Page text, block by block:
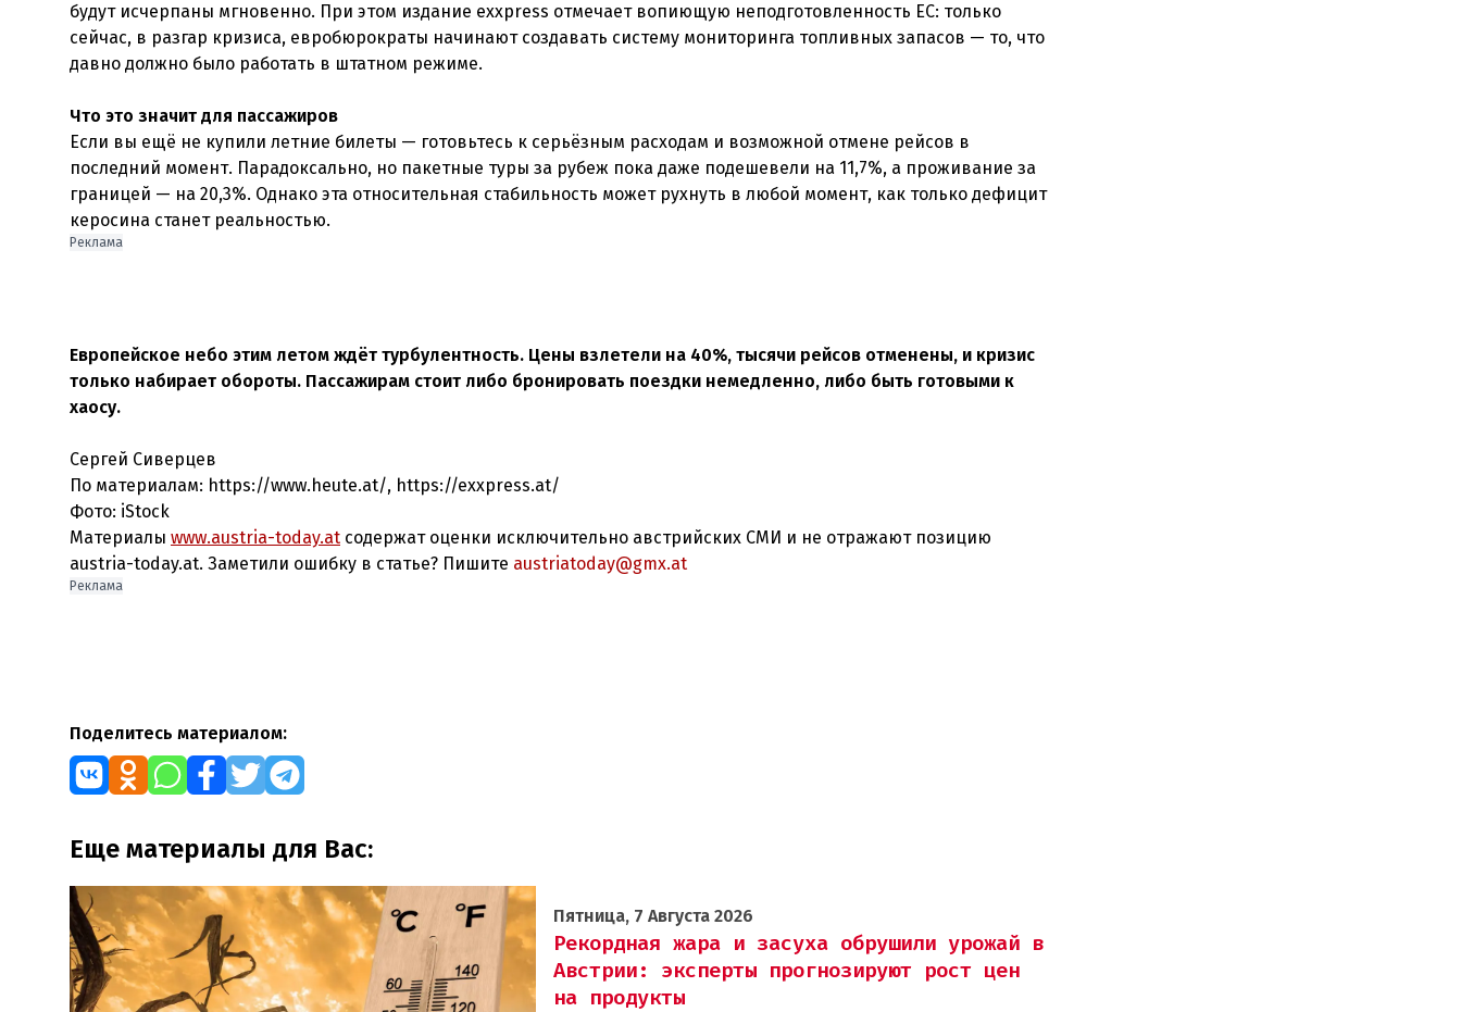
будут исчерпаны мгновенно. При этом издание exxpress отмечает вопиющую неподготовленность ЕС: только
сейчас, в разгар кризиса, евробюрократы начинают создавать систему мониторинга топливных запасов — то, что
давно должно было работать в штатном режиме.
Что это значит для пассажиров
Если вы ещё не купили летние билеты — готовьтесь к серьёзным расходам и возможной отмене рейсов в
последний момент. Парадоксально, но пакетные туры за рубеж пока даже подешевели на 11,7%, а проживание за
границей — на 20,3%. Однако эта относительная стабильность может рухнуть в любой момент, как только дефицит
керосина станет реальностью.
Реклама
Европейское небо этим летом ждёт турбулентность. Цены взлетели на 40%, тысячи рейсов отменены, и кризис
только набирает обороты. Пассажирам стоит либо бронировать поездки немедленно, либо быть готовыми к
хаосу.
Сергей Сиверцев
По материалам: https://www.heute.at/, https://exxpress.at/
Фото: iStock
Материалы www.austria-today.at содержат оценки исключительно австрийских СМИ и не отражают позицию
austria-today.at. Заметили ошибку в статье? Пишите austriatoday@gmx.at
Реклама
Поделитесь материалом:
Еще материалы для Вас:
Пятница, 7 Августа 2026
Рекордная жара и засуха обрушили урожай в
Австрии: эксперты прогнозируют рост цен
на продукты